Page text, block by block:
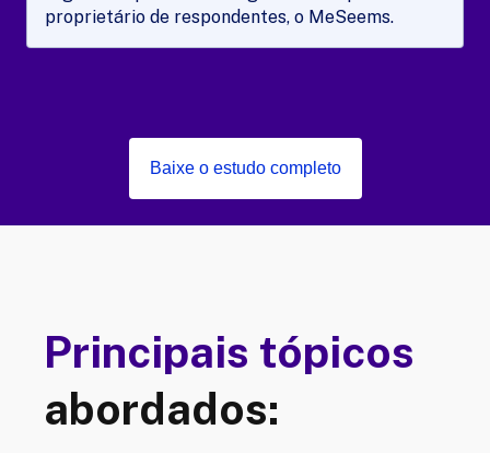
proprietário de respondentes, o MeSeems.
Baixe o estudo completo
Principais tópicos
abordados: